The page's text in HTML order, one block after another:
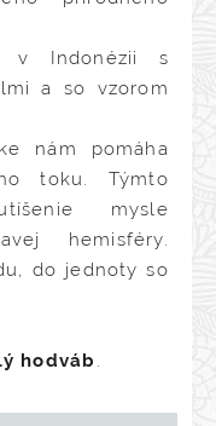
v Indonézii s
a so vzorom
nám pomáha
toku. Týmto
mysle
hemisféry.
do jednoty so
hodváb .